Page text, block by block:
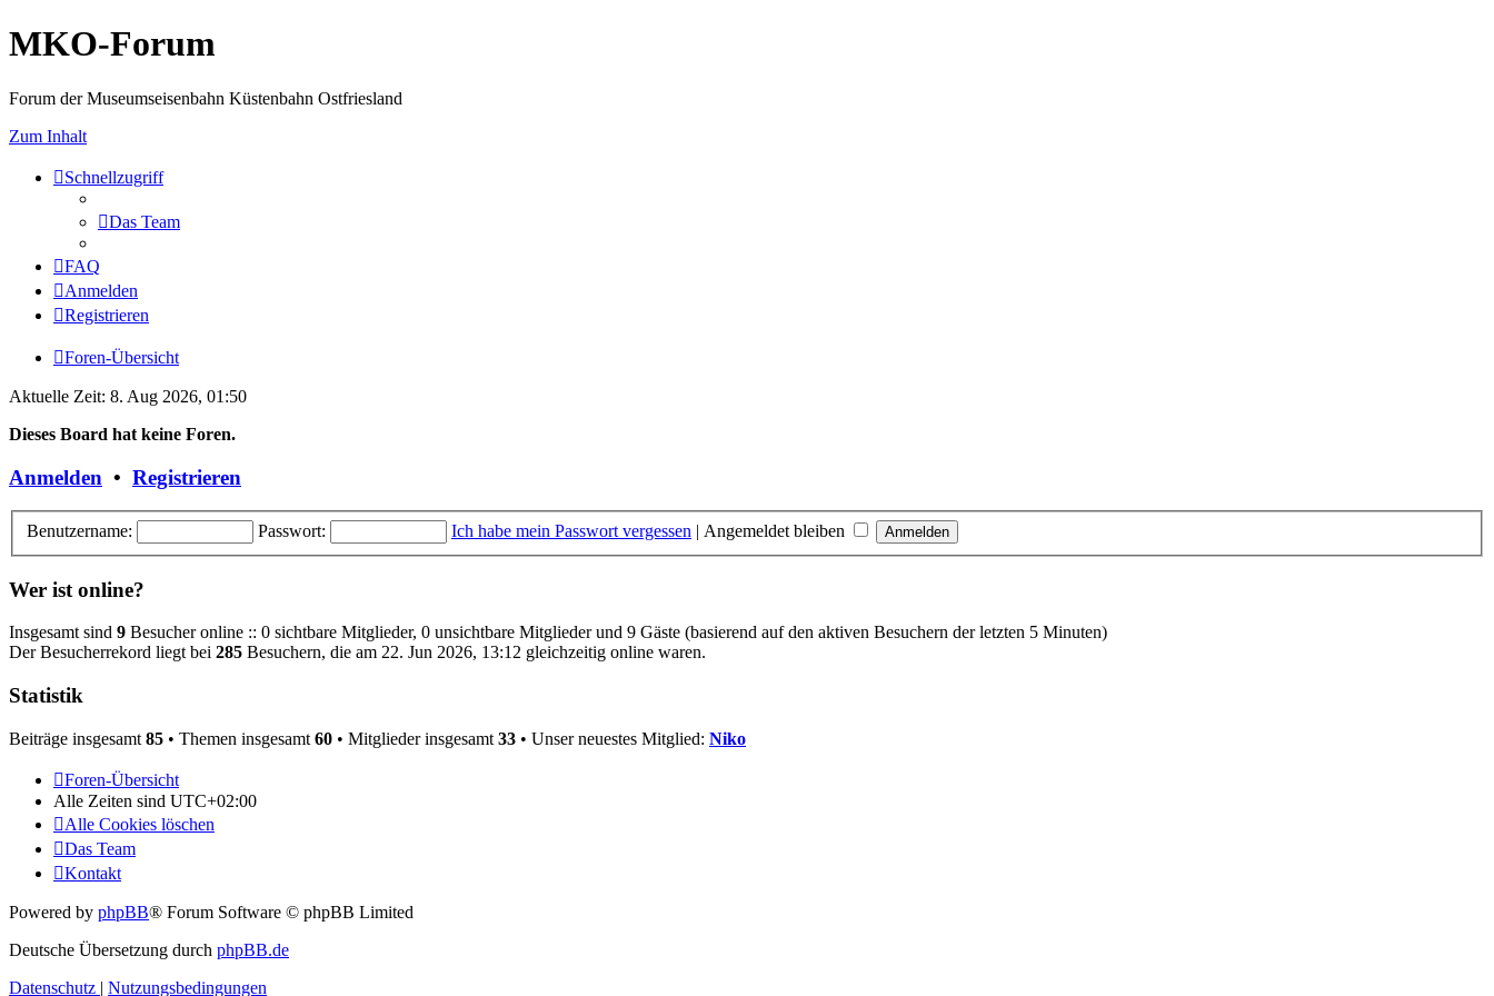
MKO-Forum
Forum der Museumseisenbahn Küstenbahn Ostfriesland
Zum Inhalt
Schnellzugriff
Das Team
FAQ
Anmelden
Registrieren
Foren-Übersicht
Aktuelle Zeit: 8. Aug 2026, 01:50
Dieses Board hat keine Foren.
Anmelden • Registrieren
Benutzername: Passwort: Ich habe mein Passwort vergessen | Angemeldet bleiben
Wer ist online?
Insgesamt sind 9 Besucher online :: 0 sichtbare Mitglieder, 0 unsichtbare Mitglieder und 9 Gäste (basierend auf den aktiven Besuchern der letzten 5 Minuten)
Der Besucherrekord liegt bei 285 Besuchern, die am 22. Jun 2026, 13:12 gleichzeitig online waren.
Statistik
Beiträge insgesamt 85 • Themen insgesamt 60 • Mitglieder insgesamt 33 • Unser neuestes Mitglied: Niko
Foren-Übersicht
Alle Zeiten sind UTC+02:00
Alle Cookies löschen
Das Team
Kontakt
Powered by phpBB® Forum Software © phpBB Limited
Deutsche Übersetzung durch phpBB.de
Datenschutz | Nutzungsbedingungen